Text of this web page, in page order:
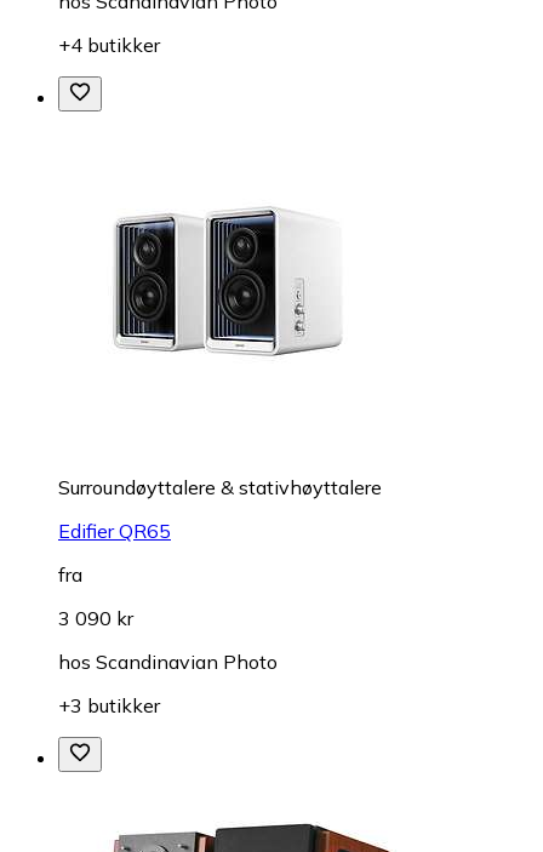
+4 butikker
Surroundøyttalere & stativhøyttalere
Edifier QR65
fra
3 090 kr
hos Scandinavian Photo
+3 butikker